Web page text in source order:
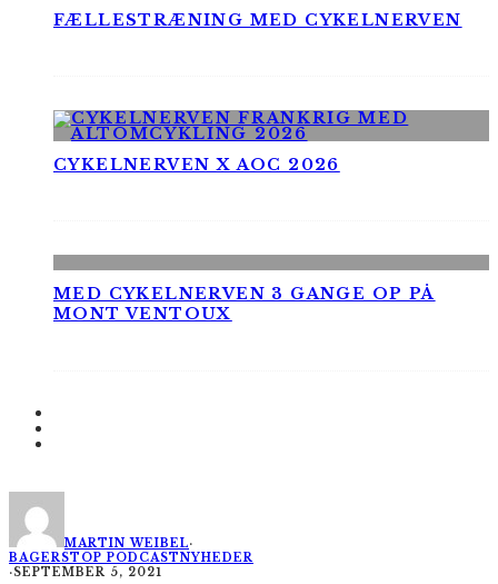
FÆLLESTRÆNING MED CYKELNERVEN
CYKELNERVEN X AOC 2026
MED CYKELNERVEN 3 GANGE OP PÅ
MONT VENTOUX
MARTIN WEIBEL·
BAGERSTOP PODCASTNYHEDER
·SEPTEMBER 5, 2021